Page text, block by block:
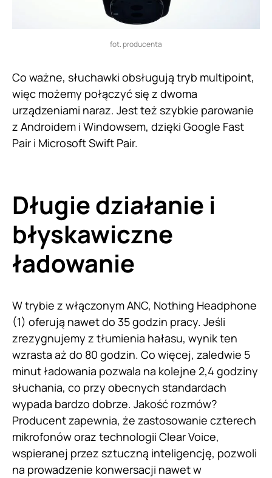
fot. producenta
Co ważne, słuchawki obsługują tryb multipoint,
więc możemy połączyć się z dwoma
urządzeniami naraz. Jest też szybkie parowanie
z Androidem i Windowsem, dzięki Google Fast
Pair i Microsoft Swift Pair.
Długie działanie i
błyskawiczne
ładowanie
W trybie z włączonym ANC, Nothing Headphone
(1) oferują nawet do 35 godzin pracy. Jeśli
zrezygnujemy z tłumienia hałasu, wynik ten
wzrasta aż do 80 godzin. Co więcej, zaledwie 5
minut ładowania pozwala na kolejne 2,4 godziny
słuchania, co przy obecnych standardach
wypada bardzo dobrze. Jakość rozmów?
Producent zapewnia, że zastosowanie czterech
mikrofonów oraz technologii Clear Voice,
wspieranej przez sztuczną inteligencję, pozwoli
na prowadzenie konwersacji nawet w